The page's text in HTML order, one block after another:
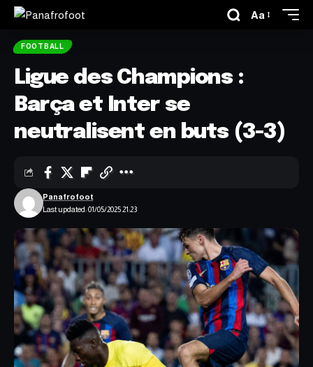
Aa
FOOTBALL
Ligue des Champions :
Barça et Inter se
neutralisent en buts (3-3)
Last updated: 01/05/2025 21:23
Panafrofoot